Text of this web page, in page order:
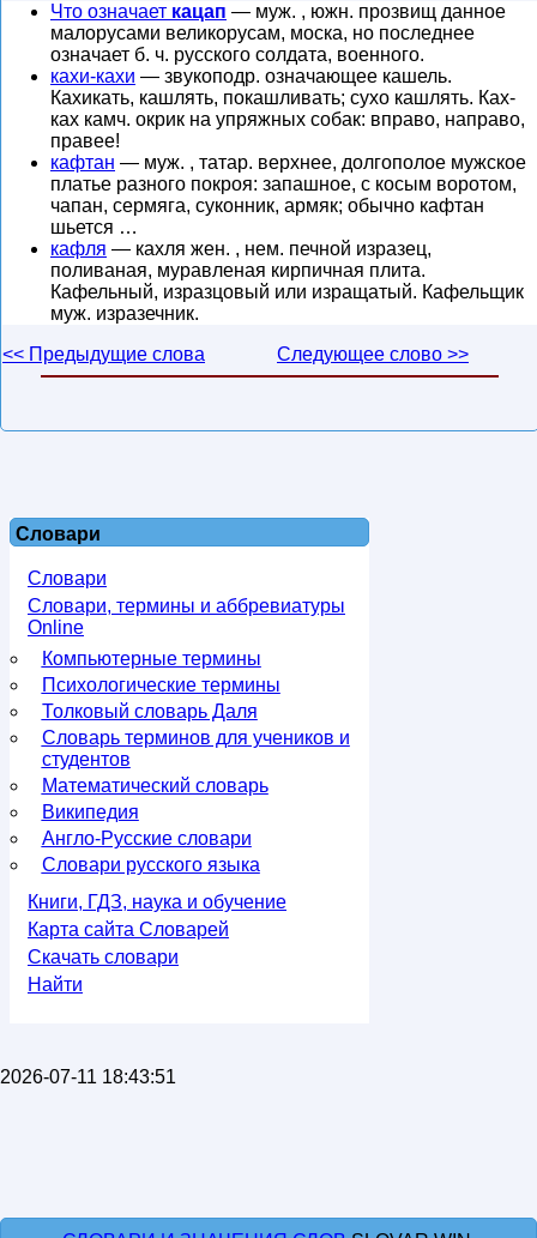
Что означает кацап — муж. , южн. прозвищ данное
малорусами великорусам, моска, но последнее
означает б. ч. русского солдата, военного.
кахи-кахи — звукоподр. означающее кашель.
Кахикать, кашлять, покашливать; сухо кашлять. Ках-
ках камч. окрик на упряжных собак: вправо, направо,
правее!
кафтан — муж. , татар. верхнее, долгополое мужское
платье разного покроя: запашное, с косым воротом,
чапан, сермяга, суконник, армяк; обычно кафтан
шьется …
кафля — кахля жен. , нем. печной изразец,
поливаная, муравленая кирпичная плита.
Кафельный, изразцовый или изращатый. Кафельщик
муж. изразечник.
<< Предыдущие слова
Следующее слово >>
Словари
Словари
Словари, термины и аббревиатуры
Online
Компьютерные термины
Психологические термины
Толковый словарь Даля
Словарь терминов для учеников и
студентов
Математический словарь
Википедия
Англо-Русские словари
Словари русского языка
Книги, ГДЗ, наука и обучение
Карта сайта Словарей
Скачать словари
Найти
2026-07-11 18:43:51